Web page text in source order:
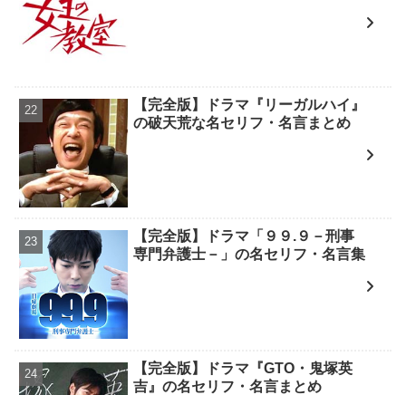
【完全版】ドラマ『リーガルハイ』
の破天荒な名セリフ・名言まとめ
【完全版】ドラマ「９９.９－刑事
専門弁護士－」の名セリフ・名言集
【完全版】ドラマ『GTO・鬼塚英
吉』の名セリフ・名言まとめ